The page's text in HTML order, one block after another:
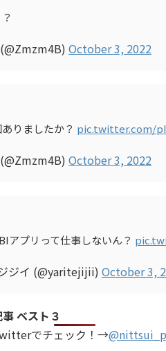
October 3, 2022
りましたか？ pic.twitter.com/
October 3, 2022
アプリって仕事しないん？
ジイ (@yaritejijii) October 3,
ベスト３
でチェック！→